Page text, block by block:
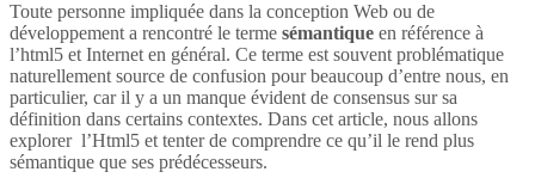
Toute personne impliquée dans la conception Web ou de
développement a rencontré le terme sémantique en référence à
l’html5 et Internet en général. Ce terme est souvent problématique
naturellement source de confusion pour beaucoup d’entre nous, en
particulier, car il y a un manque évident de consensus sur sa
définition dans certains contextes. Dans cet article, nous allons
explorer l’Html5 et tenter de comprendre ce qu’il le rend plus
sémantique que ses prédécesseurs.